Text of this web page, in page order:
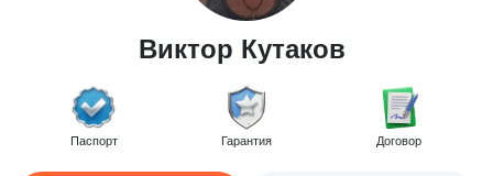
Виктор Кутаков
Паспорт Гарантия Договор